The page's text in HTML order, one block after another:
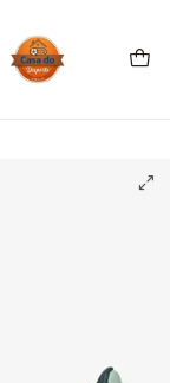
Spezial
(Women's)